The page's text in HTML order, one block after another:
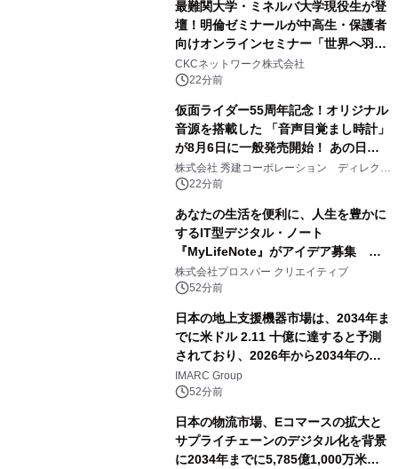
最難関大学・ミネルバ大学現役生が登
壇！明倫ゼミナールが中高生・保護者
向けオンラインセミナー「世界へ羽ば
たいた先輩が語る、未来の掴み方」を
8月に無料開催
CKCネットワーク株式会社
22分前
仮面ライダー55周年記念！オリジナル
音源を搭載した 「音声目覚まし時計」
が8月6日に一般発売開始！ あの日の
大興奮が今甦る
株式会社 秀建コーポレーション ディレクト
アートギャラリー
22分前
あなたの生活を便利に、人生を豊かに
するIT型デジタル・ノート
『MyLifeNote』がアイデア募集 優
秀賞100名に1年間無償試用
株式会社プロスパー クリエイティブ
52分前
日本の地上支援機器市場は、2034年ま
でに米ドル 2.11 十億に達すると予測
されており、2026年から2034年の期
間に6.44%のCAGRで拡大し、空港の
近代化と航空交通量の増加によって牽
IMARC Group
52分前
日本の物流市場、Eコマースの拡大と
サプライチェーンのデジタル化を背景
に2034年までに5,785億1,000万米ド